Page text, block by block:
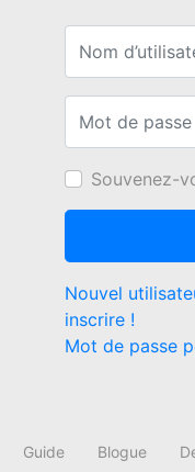
Nom
Mot de passe
Souvenez-
Nouvel
inscrire !
Mot de passe
Guide Blogue